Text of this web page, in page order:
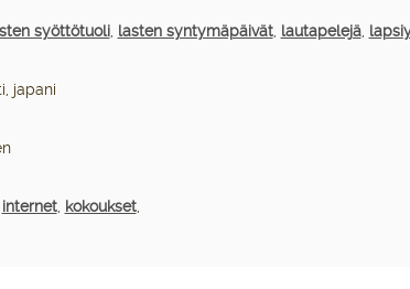
syöttötuoli, lasten syntymäpäivät, lautapelejä,
japani
internet, kokoukset,